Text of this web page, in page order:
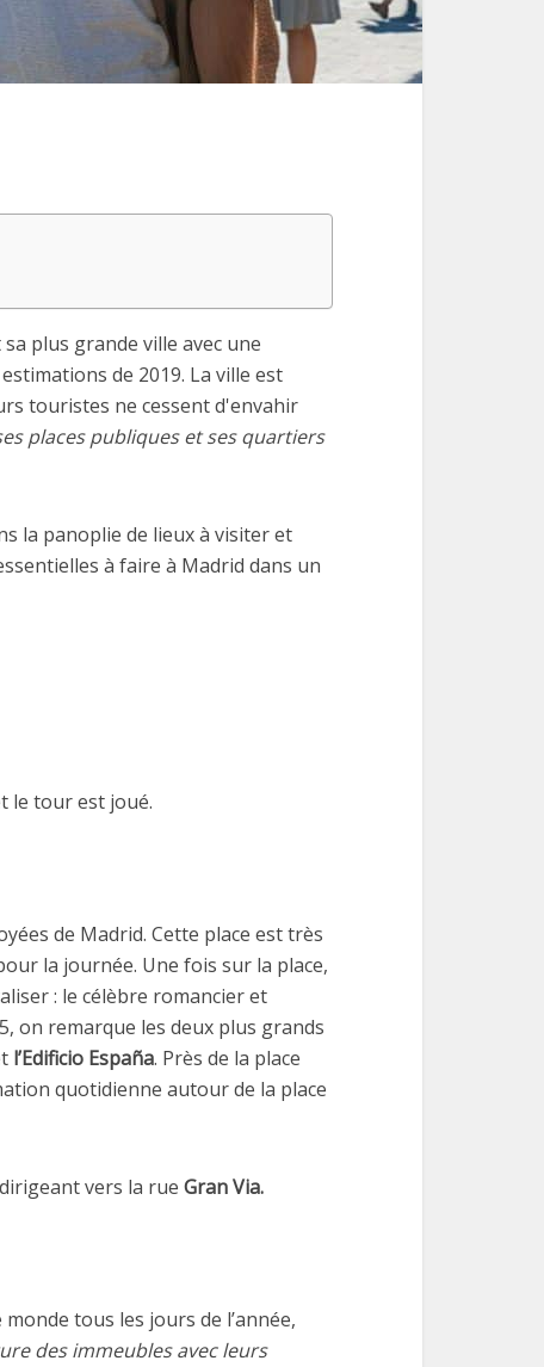
plus grande ville avec une
de 2019. La ville est
touristes ne cessent d'envahir
places publiques et ses quartiers
la panoplie de lieux à visiter et
à faire à Madrid dans un
le tour est joué.
de Madrid. Cette place est très
la journée. Une fois sur la place,
: le célèbre romancier et
on remarque les deux plus grands
l’Edificio España. Près de la place
quotidienne autour de la place
vers la rue Gran Via.
tous les jours de l’année,
des immeubles avec leurs